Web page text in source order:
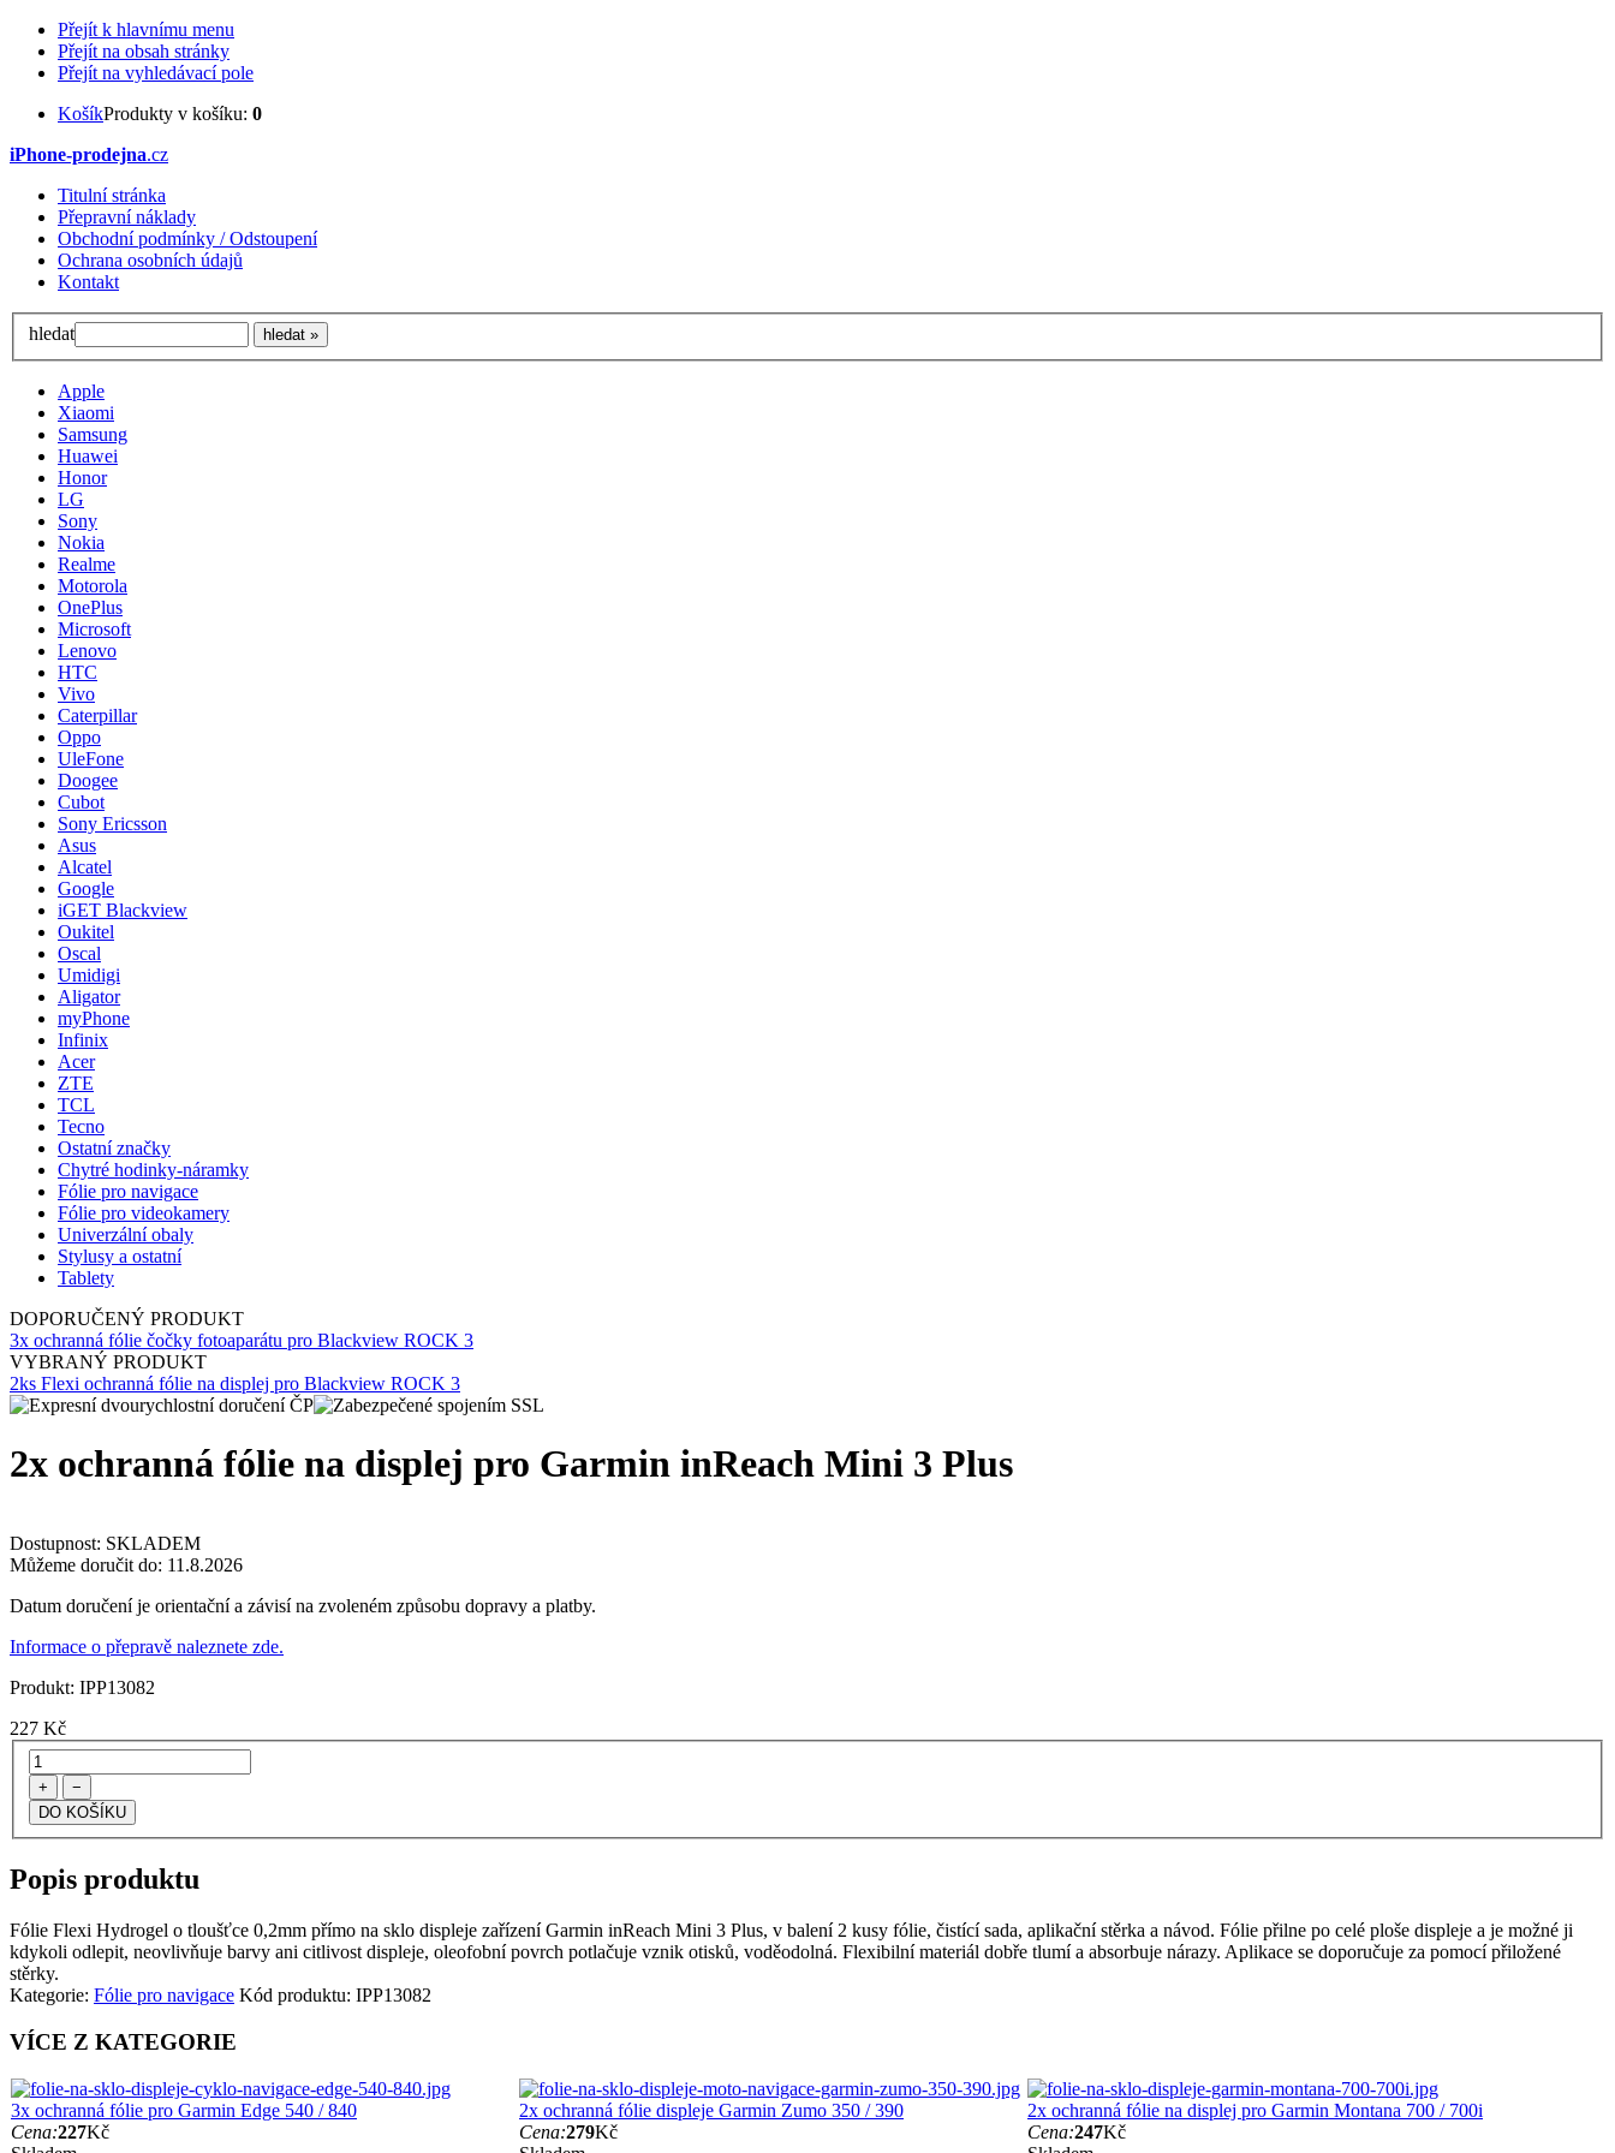
Přejít k hlavnímu menu
Přejít na obsah stránky
Přejít na vyhledávací pole
KošíkProdukty v košíku: 0
iPhone-prodejna.cz
Titulní stránka
Přepravní náklady
Obchodní podmínky / Odstoupení
Ochrana osobních údajů
Kontakt
hledat
Apple
Xiaomi
Samsung
Huawei
Honor
LG
Sony
Nokia
Realme
Motorola
OnePlus
Microsoft
Lenovo
HTC
Vivo
Caterpillar
Oppo
UleFone
Doogee
Cubot
Sony Ericsson
Asus
Alcatel
Google
iGET Blackview
Oukitel
Oscal
Umidigi
Aligator
myPhone
Infinix
Acer
ZTE
TCL
Tecno
Ostatní značky
Chytré hodinky-náramky
Fólie pro navigace
Fólie pro videokamery
Univerzální obaly
Stylusy a ostatní
Tablety
DOPORUČENÝ PRODUKT
3x ochranná fólie čočky fotoaparátu pro Blackview ROCK 3
VYBRANÝ PRODUKT
2ks Flexi ochranná fólie na displej pro Blackview ROCK 3
2x ochranná fólie na displej pro Garmin inReach Mini 3 Plus
Dostupnost: SKLADEM
Můžeme doručit do: 11.8.2026
Datum doručení je orientační a závisí na zvoleném způsobu dopravy a platby.
Informace o přepravě naleznete zde.
Produkt: IPP13082
227 Kč
+ −
Popis produktu
Fólie Flexi Hydrogel o tloušťce 0,2mm přímo na sklo displeje zařízení Garmin inReach Mini 3 Plus, v balení 2 kusy fólie, čistící sada, aplikační stěrka a návod. Fólie přilne po celé ploše displeje a je možné ji
kdykoli odlepit, neovlivňuje barvy ani citlivost displeje, oleofobní povrch potlačuje vznik otisků, voděodolná. Flexibilní materiál dobře tlumí a absorbuje nárazy. Aplikace se doporučuje za pomocí přiložené
stěrky.
Kategorie: Fólie pro navigace Kód produktu: IPP13082
VÍCE Z KATEGORIE
3x ochranná fólie pro Garmin Edge 540 / 840
Cena:227Kč
2x ochranná fólie displeje Garmin Zumo 350 / 390
Cena:279Kč
2x ochranná fólie na displej pro Garmin Montana 700 / 700i
Cena:247Kč